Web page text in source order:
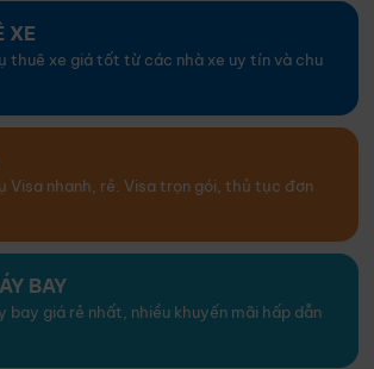
XE
thuê xe giá tốt từ các nhà xe uy tín và chu
Visa nhanh, rẻ. Visa trọn gói, thủ tục đơn
BAY
bay giá rẻ nhất, nhiều khuyến mãi hấp dẫn